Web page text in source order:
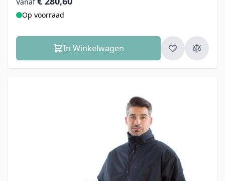
Op voorraad
In Winkelwagen